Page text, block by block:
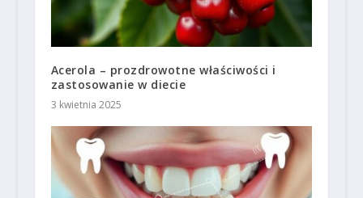
Acerola – prozdrowotne właściwości i
zastosowanie w diecie
3 kwietnia 2025